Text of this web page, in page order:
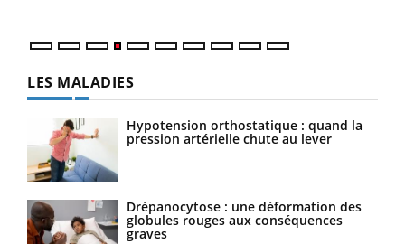
LES MALADIES
Hypotension orthostatique : quand la
pression artérielle chute au lever
Drépanocytose : une déformation des
globules rouges aux conséquences
graves